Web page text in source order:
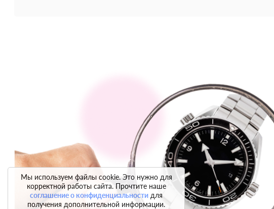
Мы используем файлы cookie. Это нужно для
корректной работы сайта. Прочтите наше
соглашение о конфиденциальности для
получения дополнительной информации.